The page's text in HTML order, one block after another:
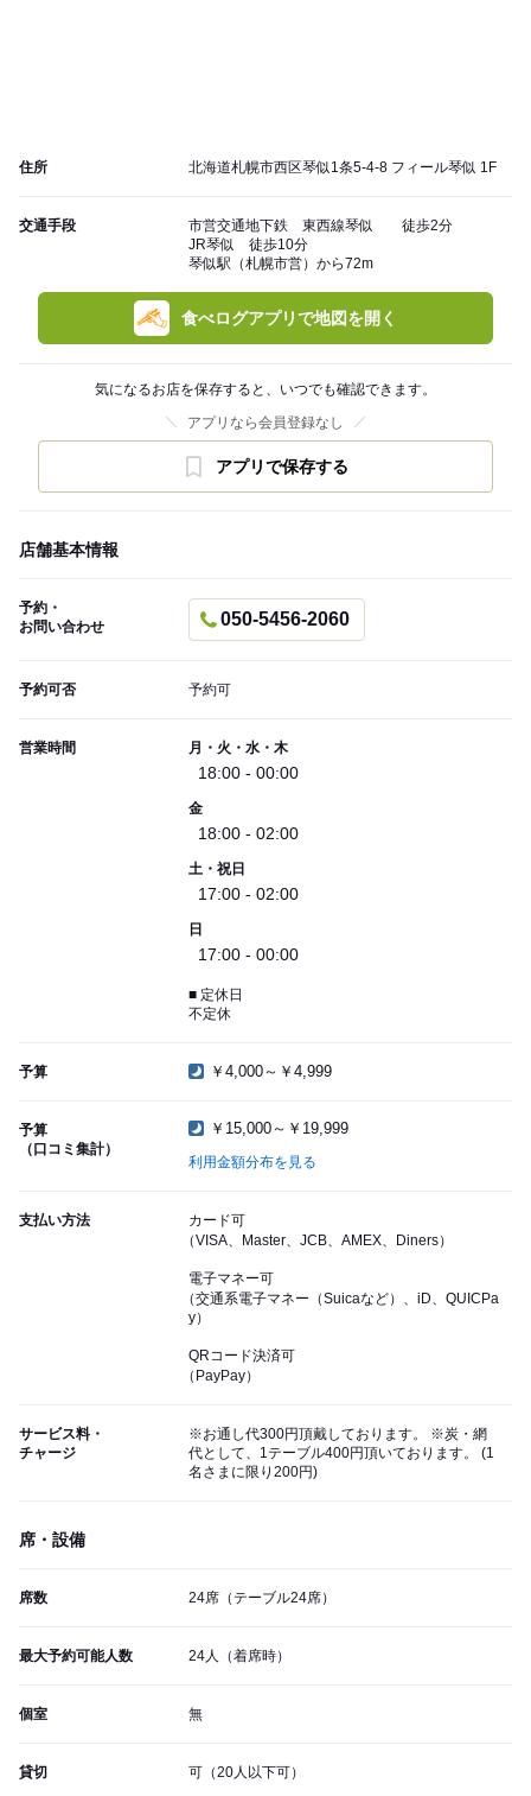
住所 北海道札幌市西区琴似1条5-4-8 フィール琴似 1F
交通手段
市営交通地下鉄 東西線琴似 徒歩2分
JR琴似 徒歩10分
琴似駅（札幌市営）から72m
食べログアプリで地図を開く
気になるお店を保存すると、いつでも確認できます。
アプリなら会員登録なし
アプリで保存する
店舗基本情報
予約・
お問い合わせ
050-5456-2060
予約可否 予約可
営業時間 月・火・水・木
18:00 - 00:00
金
18:00 - 02:00
土・祝日
17:00 - 02:00
日
17:00 - 00:00
■ 定休日
不定休
予算 ￥4,000～￥4,999
予算
（口コミ集計）
￥15,000～￥19,999
利用金額分布を見る
支払い方法
カード可
（VISA、Master、JCB、AMEX、Diners）
電子マネー可
（交通系電子マネー（Suicaなど）、iD、QUICPa
y）
QRコード決済可
（PayPay）
サービス料・
チャージ
※お通し代300円頂戴しております。 ※炭・網
代として、1テーブル400円頂いております。 (1
名さまに限り200円)
席・設備
席数 24席（テーブル24席）
最大予約可能人数 24人（着席時）
個室 無
貸切 可（20人以下可）